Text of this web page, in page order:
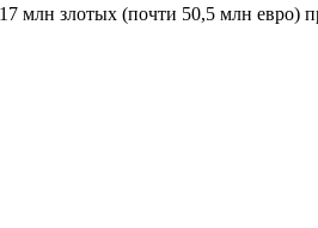
злотых (почти 50,5 млн евро)